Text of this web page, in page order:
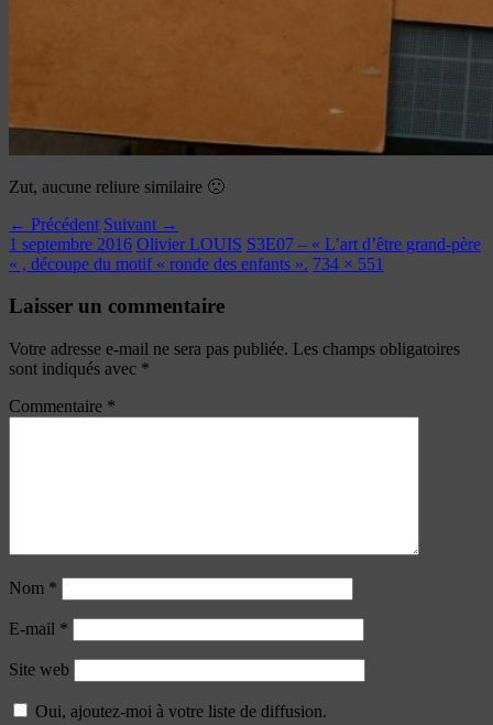
Zut, aucune reliure similaire 🙁
← Précédent Suivant →
1 septembre 2016 Olivier LOUIS S3E07 – « L’art d’être grand-père
« , découpe du motif « ronde des enfants ». 734 × 551
Laisser un commentaire
Votre adresse e-mail ne sera pas publiée. Les champs obligatoires
sont indiqués avec *
Commentaire *
Nom *
E-mail *
Site web
Oui, ajoutez-moi à votre liste de diffusion.